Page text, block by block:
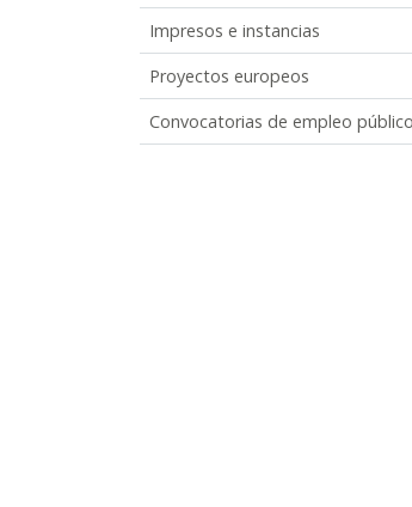
Impresos e instancias
Proyectos europeos
Convocatorias de empleo público